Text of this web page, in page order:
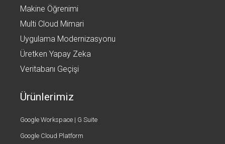
Makine Öğrenimi
Multi Cloud Mimari
Uygulama Modernizasyonu
Üretken Yapay Zeka
Veritabanı Geçişi
Ürünlerimiz
Google Workspace | G Suite
Google Cloud Platform